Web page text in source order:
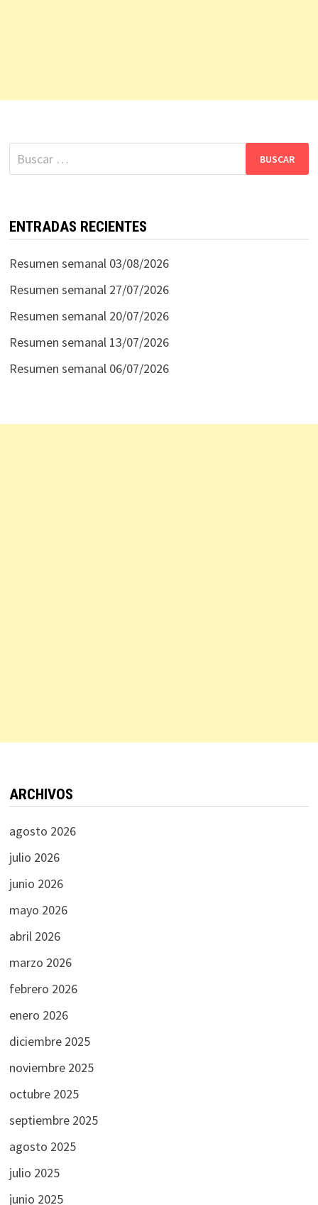
Buscar:
ENTRADAS RECIENTES
Resumen semanal 03/08/2026
Resumen semanal 27/07/2026
Resumen semanal 20/07/2026
Resumen semanal 13/07/2026
Resumen semanal 06/07/2026
ARCHIVOS
agosto 2026
julio 2026
junio 2026
mayo 2026
abril 2026
marzo 2026
febrero 2026
enero 2026
diciembre 2025
noviembre 2025
octubre 2025
septiembre 2025
agosto 2025
julio 2025
junio 2025